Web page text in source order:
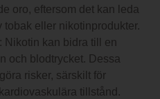
oro, eftersom det kan leda
tobak eller nikotinprodukter.
Nikotin kan bidra till en
och blodtrycket. Dessa
risker, särskilt för
tillstånd.